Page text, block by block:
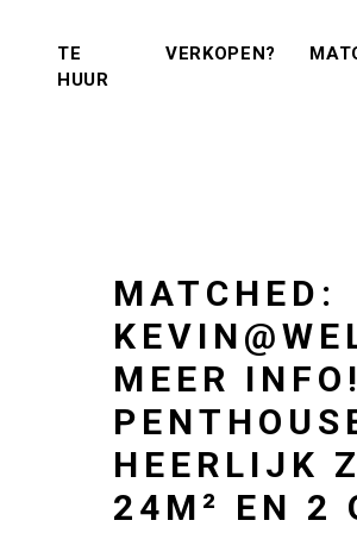
(TE KOOP)
TE
HUUR
VERKOPEN?
MATCHED:
MEER
HEERLIJK
24M² EN 2